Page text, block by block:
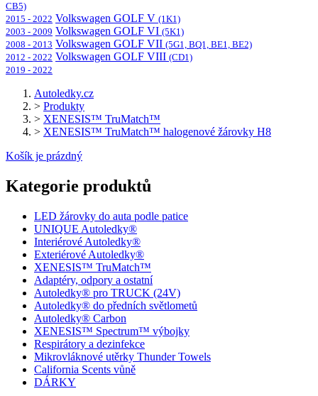
CB5)
2015 - 2022 Volkswagen GOLF V (1K1)
2003 - 2009 Volkswagen GOLF VI (5K1)
2008 - 2013 Volkswagen GOLF VII (5G1, BQ1, BE1, BE2)
2012 - 2022 Volkswagen GOLF VIII (CD1)
2019 - 2022
Autoledky.cz
> Produkty
> XENESIS™ TruMatch™
> XENESIS™ TruMatch™ halogenové žárovky H8
Košík je prázdný
Kategorie produktů
LED žárovky do auta podle patice
UNIQUE Autoledky®
Interiérové Autoledky®
Exteriérové Autoledky®
XENESIS™ TruMatch™
Adaptéry, odpory a ostatní
Autoledky® pro TRUCK (24V)
Autoledky® do předních světlometů
Autoledky® Carbon
XENESIS™ Spectrum™ výbojky
Respirátory a dezinfekce
Mikrovláknové utěrky Thunder Towels
California Scents vůně
DÁRKY